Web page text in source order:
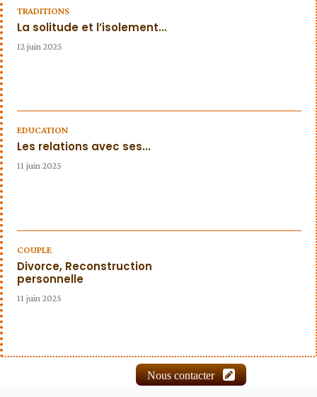
TRADITIONS
La solitude et l’isolement...
12 juin 2025
EDUCATION
Les relations avec ses...
11 juin 2025
COUPLE
Divorce, Reconstruction
personnelle
11 juin 2025
Nous contacter